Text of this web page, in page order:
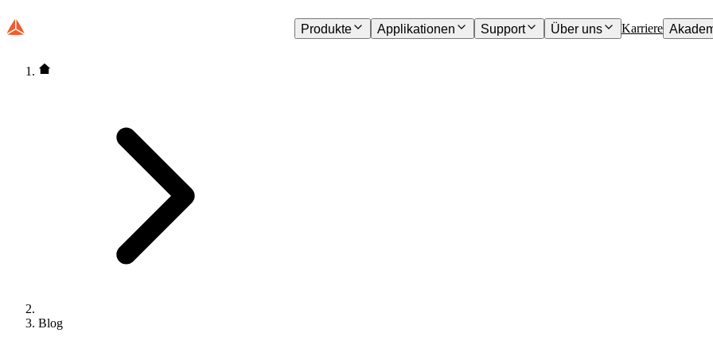
Produkte Applikationen Support Über uns Karriere
Blog